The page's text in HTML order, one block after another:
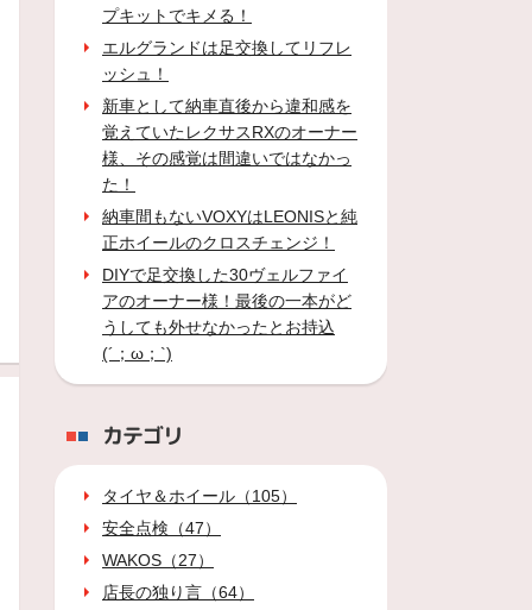
プキットでキメる！
エルグランドは足交換してリフレ
ッシュ！
新車として納車直後から違和感を
覚えていたレクサスRXのオーナー
様、その感覚は間違いではなかっ
た！
納車間もないVOXYはLEONISと純
正ホイールのクロスチェンジ！
DIYで足交換した30ヴェルファイ
アのオーナー様！最後の一本がど
うしても外せなかったとお持込
(´；ω；`)
カテゴリ
タイヤ＆ホイール（105）
安全点検（47）
WAKOS（27）
店長の独り言（64）